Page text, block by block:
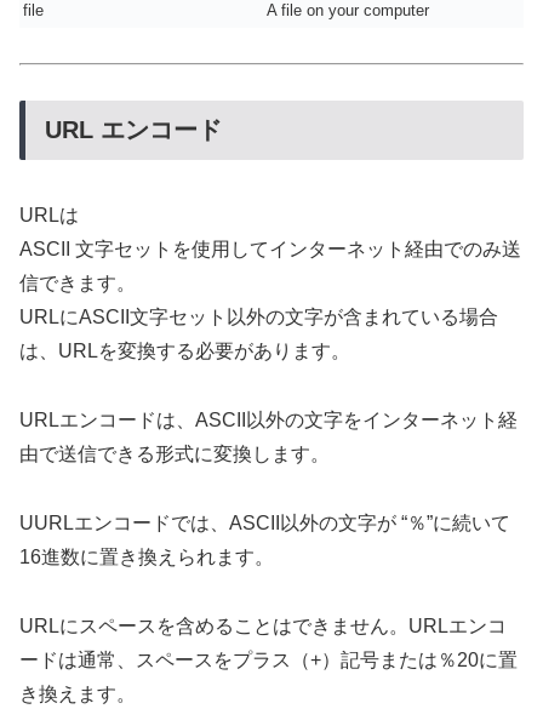
file
A file on your computer
URL エンコード
URLは
ASCII 文字セットを使用してインターネット経由でのみ送
信できます。
URLにASCII文字セット以外の文字が含まれている場合
は、URLを変換する必要があります。
URLエンコードは、ASCII以外の文字をインターネット経
由で送信できる形式に変換します。
UURLエンコードでは、ASCII以外の文字が “％”に続いて
16進数に置き換えられます。
URLにスペースを含めることはできません。URLエンコ
ードは通常、スペースをプラス（+）記号または％20に置
き換えます。